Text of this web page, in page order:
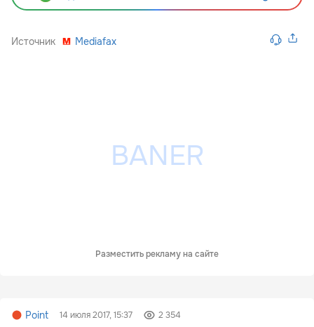
Источник Mediafax
Разместить рекламу на сайте
Point 14 июля 2017, 15:37 2 354